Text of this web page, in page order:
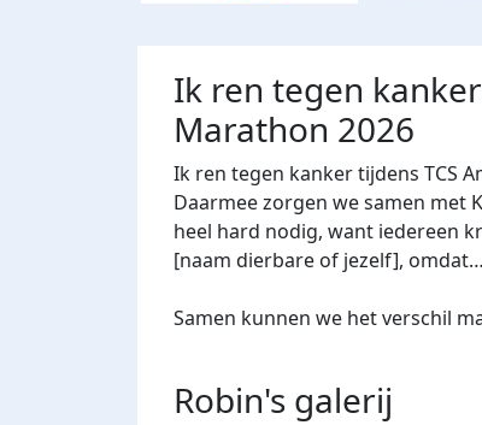
Ik ren tegen
Marathon 2026
Ik ren tegen kanker tijdens TCS
Daarmee zorgen we samen met
heel hard nodig, want iedereen
[naam dierbare of jezelf], omdat…
Samen kunnen we het verschil
Robin's galerij